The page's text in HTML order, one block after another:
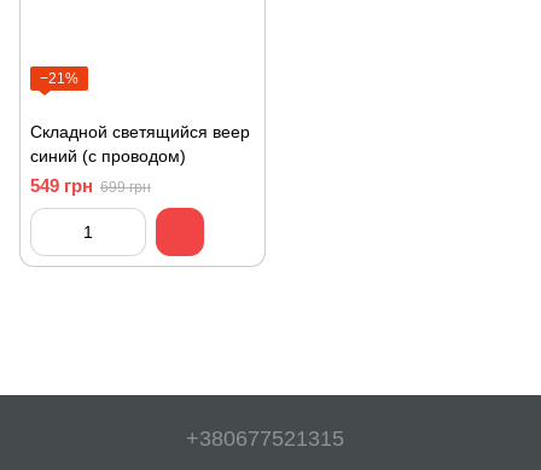
−21%
Складной светящийся веер
cиний (с проводом)
549 грн 699 грн
+380677521315